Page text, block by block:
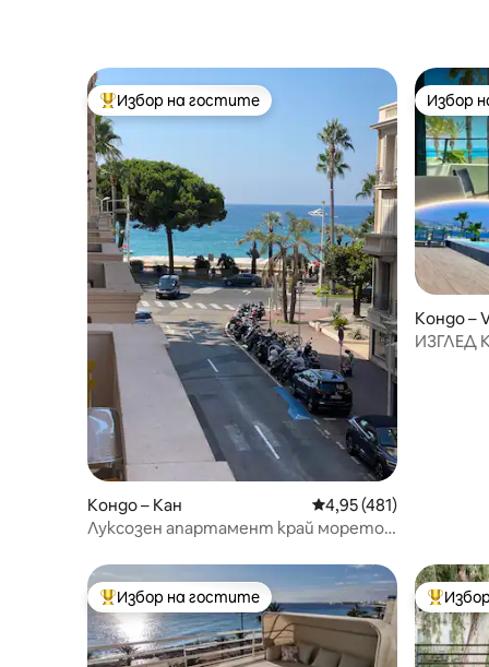
Най-популярен избор на гостите
Избор на гостите
Кондо – Кан Средна оценка: 4,95
4,95 (481)
Луксозен апартамент край морето в
Избор
Избор
Кондо –
ИЗГЛЕД
Най-популярен избор на гостите
Избор на гостите Най-